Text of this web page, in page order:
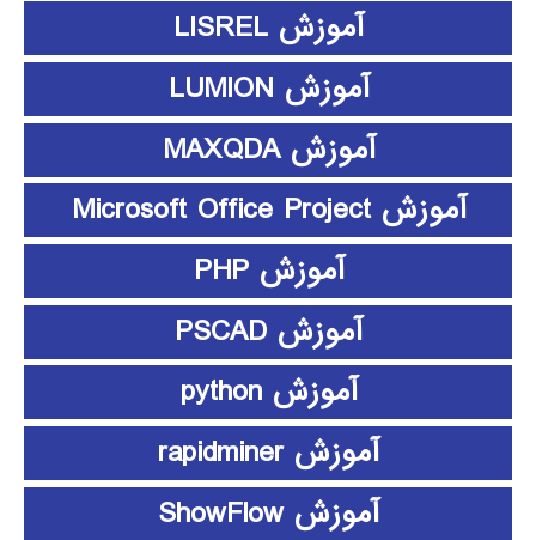
آموزش LISREL
آموزش LUMION
آموزش MAXQDA
آموزش Microsoft Office Project
آموزش PHP
آموزش PSCAD
آموزش python
آموزش rapidminer
آموزش ShowFlow